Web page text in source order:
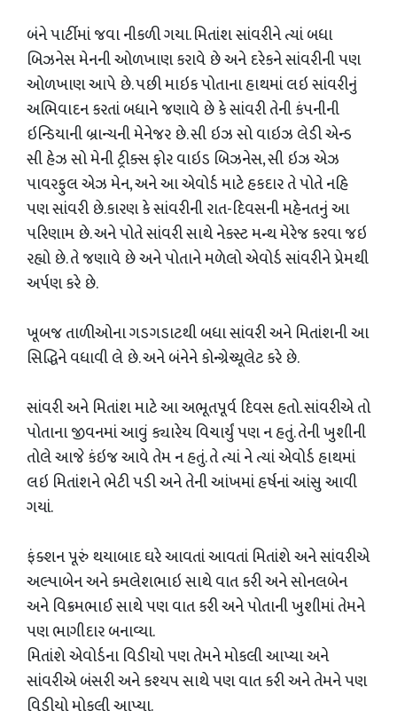
બંને પાર્ટીમાં જવા નીકળી ગયા. મિતાંશ સાંવરીને ત્યાં બધા
બિઝનેસ મેનની ઓળખાણ કરાવે છે અને દરેકને સાંવરીની પણ
ઓળખાણ આપે છે. પછી માઇક પોતાના હાથમાં લઇ સાંવરીનું
અભિવાદન કરતાં બધાને જણાવે છે કે સાંવરી તેની કંપનીની
ઇન્ડિયાની બ્રાન્ચની મેનેજર છે. સી ઇઝ સો વાઇઝ લેડી એન્ડ
સી હેઝ સો મેની ટ્રીક્સ ફોર વાઇડ બિઝનેસ, સી ઇઝ એઝ
પાવરફુલ એઝ મેન, અને આ એવોર્ડ માટે હકદાર તે પોતે નહિ
પણ સાંવરી છે.કારણ કે સાંવરીની રાત-દિવસની મહેનતનું આ
પરિણામ છે. અને પોતે સાંવરી સાથે નેકસ્ટ મન્થ મેરેજ કરવા જઇ
રહ્યો છે. તે જણાવે છે અને પોતાને મળેલો એવોર્ડ સાંવરીને પ્રેમથી
અર્પણ કરે છે.
ખૂબજ તાળીઓના ગડગડાટથી બધા સાંવરી અને મિતાંશની આ
સિદ્ધિને વધાવી લે છે. અને બંનેને કોન્ગ્રેચ્યૂલેટ કરે છે.
સાંવરી અને મિતાંશ માટે આ અભૂતપૂર્વ દિવસ હતો. સાંવરીએ તો
પોતાના જીવનમાં આવું ક્યારેય વિચાર્યું પણ ન હતું. તેની ખુશીની
તોલે આજે કંઇજ આવે તેમ ન હતું. તે ત્યાં ને ત્યાં એવોર્ડ હાથમાં
લઇ મિતાંશને ભેટી પડી અને તેની આંખમાં હર્ષનાં આંસુ આવી
ગયાં.
ફંક્શન પૂરું થયાબાદ ઘરે આવતાં આવતાં મિતાંશે અને સાંવરીએ
અલ્પાબેન અને કમલેશભાઇ સાથે વાત કરી અને સોનલબેન
અને વિક્રમભાઈ સાથે પણ વાત કરી અને પોતાની ખુશીમાં તેમને
પણ ભાગીદાર બનાવ્યા.
મિતાંશે એવોર્ડના વિડીયો પણ તેમને મોકલી આપ્યા અને
સાંવરીએ બંસરી અને કશ્યપ સાથે પણ વાત કરી અને તેમને પણ